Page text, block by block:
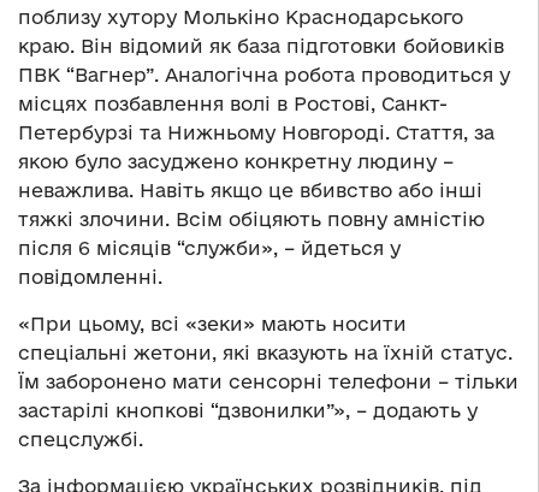
поблизу хутору Молькіно Краснодарського
краю. Він відомий як база підготовки бойовиків
ПВК “Вагнер”. Аналогічна робота проводиться у
місцях позбавлення волі в Ростові, Санкт-
Петербурзі та Нижньому Новгороді. Стаття, за
якою було засуджено конкретну людину –
неважлива. Навіть якщо це вбивство або інші
тяжкі злочини. Всім обіцяють повну амністію
після 6 місяців “служби», – йдеться у
повідомленні.
«При цьому, всі «зеки» мають носити
спеціальні жетони, які вказують на їхній статус.
Їм заборонено мати сенсорні телефони – тільки
застарілі кнопкові “дзвонилки”», – додають у
спецслужбі.
За інформацією українських розвідників, під